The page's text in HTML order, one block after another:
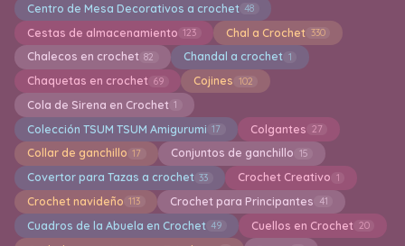
Centro de Mesa Decorativos a crochet 48
Cestas de almacenamiento 123 Chal a Crochet 330
Chalecos en crochet 82 Chandal a crochet 1
Chaquetas en crochet 69 Cojines 102
Cola de Sirena en Crochet 1
Colección TSUM TSUM Amigurumi 17 Colgantes 27
Collar de ganchillo 17 Conjuntos de ganchillo 15
Covertor para Tazas a crochet 33 Crochet Creativo 1
Crochet navideño 113 Crochet para Principantes 41
Cuadros de la Abuela en Crochet 49 Cuellos en Crochet 20